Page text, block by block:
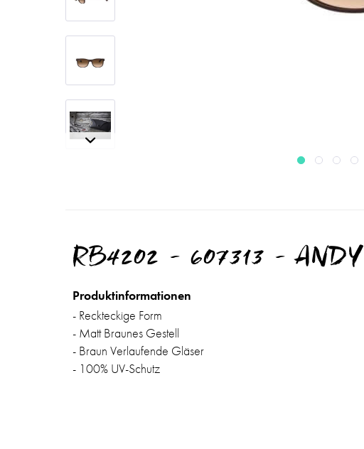
RB4202 - 607313 - ANDY
Produktinformationen
- Reckteckige Form
- Matt Braunes Gestell
- Braun Verlaufende Gläser
- 100% UV-Schutz